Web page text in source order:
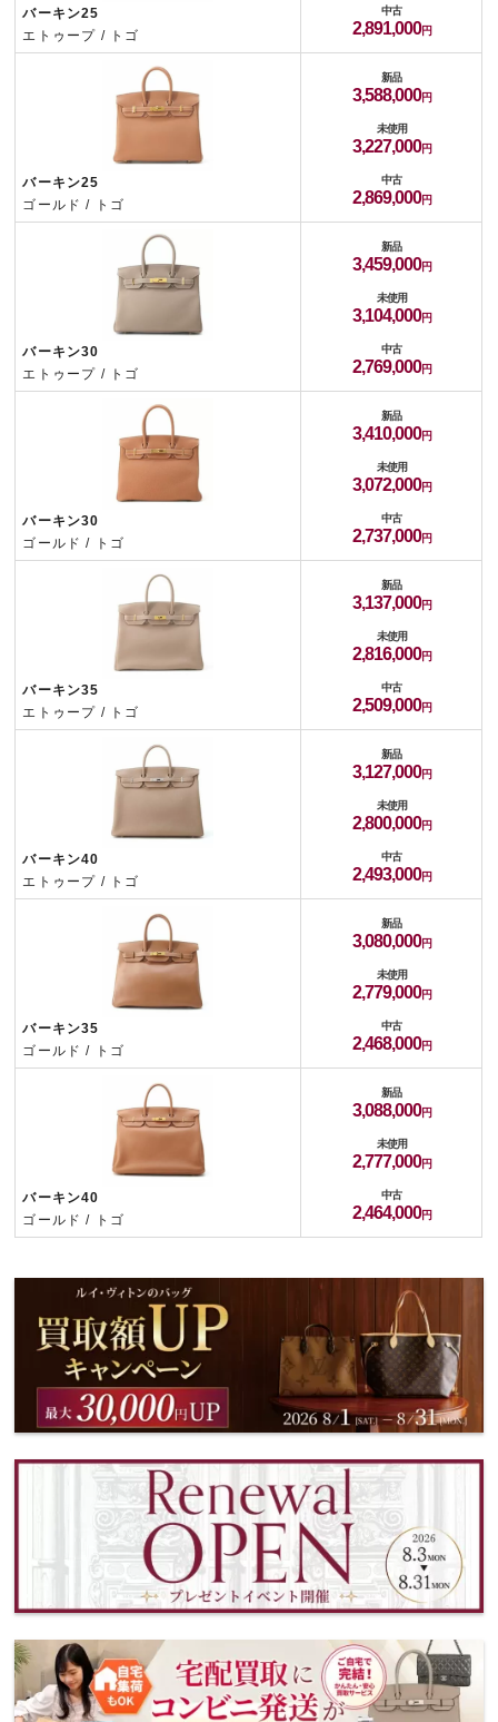
バーキン25
エトゥープ / トゴ
中古
2,891,000
バーキン25
ゴールド / トゴ
新品
3,588,000
未使用
3,227,000
中古
2,869,000
バーキン30
エトゥープ / トゴ
新品
3,459,000
未使用
3,104,000
中古
2,769,000
バーキン30
ゴールド / トゴ
新品
3,410,000
未使用
3,072,000
中古
2,737,000
バーキン35
エトゥープ / トゴ
新品
3,137,000
未使用
2,816,000
中古
2,509,000
バーキン40
エトゥープ / トゴ
新品
3,127,000
未使用
2,800,000
中古
2,493,000
バーキン35
ゴールド / トゴ
新品
3,080,000
未使用
2,779,000
中古
2,468,000
バーキン40
ゴールド / トゴ
新品
3,088,000
未使用
2,777,000
中古
2,464,000